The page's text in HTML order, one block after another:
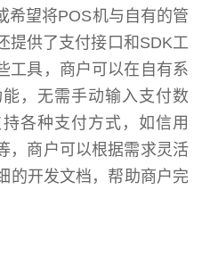
希望将POS机与自有的管
提供了支付接口和SDK工
工具，商户可以在自有系
，无需手动输入支付数
各种支付方式，如信用
，商户可以根据需求灵活
的开发文档，帮助商户完